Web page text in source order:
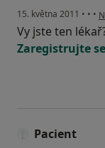
15. května 2011 • • •
Vy jste ten
Zaregistrujte
Pacient